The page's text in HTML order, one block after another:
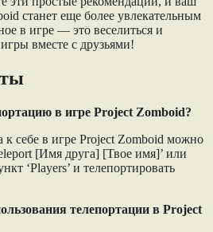
станет еще более увлекательным
в игре — это веселиться и
вместе с друзьями!
в игре Project Zomboid?
к себе в игре Project Zomboid можно
[Имя друга] [Твое имя]’ или
‘Players’ и телепортировать
телепортации в Project